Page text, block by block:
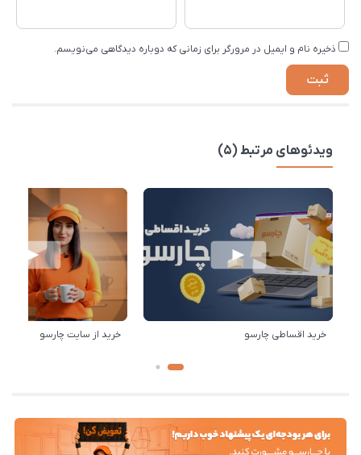
ذخیره نام و ایمیل در مرورگر برای زمانی که دوباره دیدگاهی می‌نویسم.
ویدئوهای مرتبط (5)
خرید اقساطی چارسو خرید از سایت چارسو